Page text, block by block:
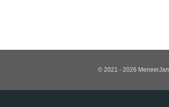
© 2021 - 2026 MeneerJan